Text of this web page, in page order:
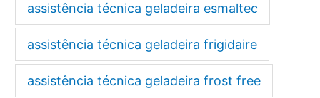
assistência técnica geladeira esmaltec
assistência técnica geladeira frigidaire
assistência técnica geladeira frost free